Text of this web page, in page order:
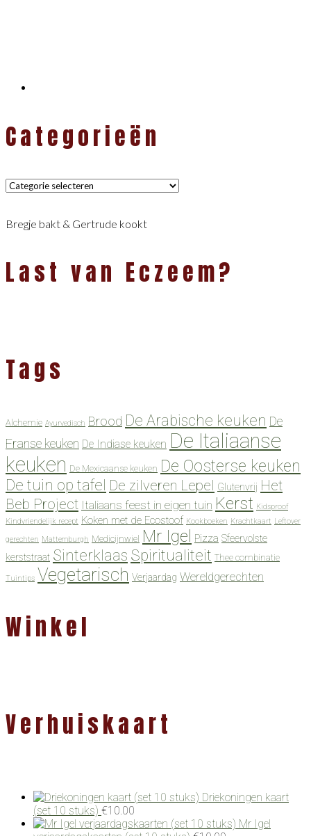
Categorieën
Categorieën
Bregje bakt & Gertrude kookt
Last van Eczeem?
Tags
Alchemie Ayurvedisch Brood De Arabische keuken De
Franse keuken De Indiase keuken De Italiaanse
keuken De Mexicaanse keuken De Oosterse keuken
De tuin op tafel De zilveren Lepel Glutenvrij Het
Beb Project Italiaans feest in eigen tuin Kerst Kidsproof
Kindvriendelijk recept Koken met de Ecostoof Kookboeken Krachtkaart Leftover
gerechten Mattemburgh Medicijnwiel Mr Igel Pizza Sfeervolste
kerststraat Sinterklaas Spiritualiteit Thee combinatie
Tuintips Vegetarisch Verjaardag Wereldgerechten
Winkel
Verhuiskaart
Driekoningen kaart
(set 10 stuks) €10.00
Mr Igel